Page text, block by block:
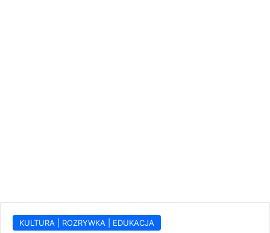
KULTURA | ROZRYWKA | EDUKACJA